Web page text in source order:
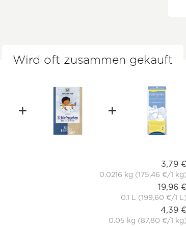
Wird oft zusammen gekauft
3,79 €
0.0216 kg (175,46 €/1 kg)
19,96 €
0.1 L (199,60 €/1 L)
4,39 €
0.05 kg (87,80 €/1 kg)